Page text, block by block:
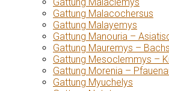
Gattung Malacochersus
Gattung Malayemys
Gattung Manouria –
Gattung Mauremys –
Gattung Mesoclemmys –
Gattung Morenia –
Gattung Myuchelys